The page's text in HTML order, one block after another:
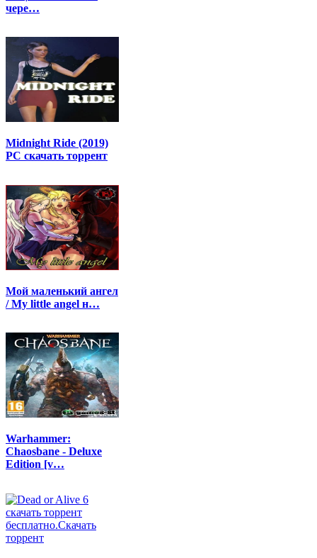
чере…
Midnight Ride (2019)
PC скачать торрент
Мой маленький ангел
/ My little angel н…
Warhammer:
Chaosbane - Deluxe
Edition [v…